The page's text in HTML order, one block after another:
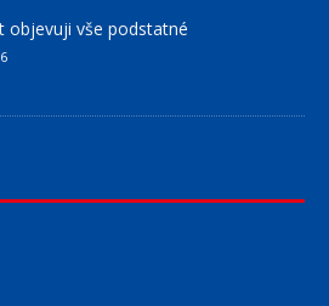
objevuji vše podstatné